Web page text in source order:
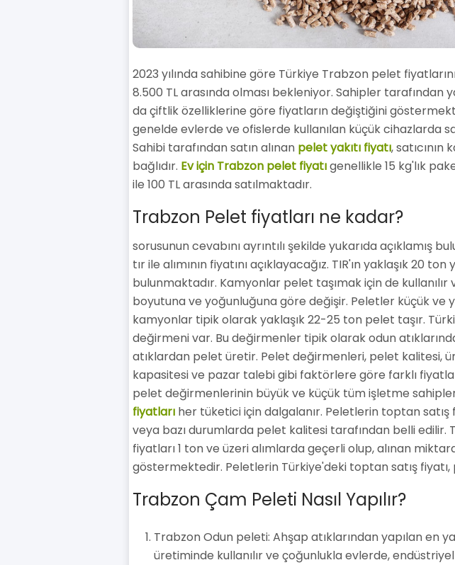
2023 yılında sahibine göre Türkiye Trabzon pelet
8.500 TL arasında olması bekleniyor. Sahipler tarafından
da çiftlik özelliklerine göre fiyatların değiştiğini
genelde evlerde ve ofislerde kullanılan küçük cihazlarda
Sahibi tarafından satın alınan pelet yakıtı fiyatı,
bağlıdır. Ev için Trabzon pelet fiyatıgenellikle 15 kg'lık
ile 100 TL arasında satılmaktadır.
Trabzon Pelet fiyatları ne kadar?
sorusunun cevabını ayrıntılı şekilde yukarıda açıklamış
tır ile alımının fiyatını açıklayacağız. TIR'ın yaklaşık 20 ton
bulunmaktadır. Kamyonlar pelet taşımak için de kullanılır
boyutuna ve yoğunluğuna göre değişir. Peletler küçük ve
kamyonlar tipik olarak yaklaşık 22-25 ton pelet taşır.
değirmeni var. Bu değirmenler tipik olarak odun
atıklardan pelet üretir. Pelet değirmenleri, pelet kalitesi,
kapasitesi ve pazar talebi gibi faktörlere göre farklı
pelet değirmenlerinin büyük ve küçük tüm işletme
fiyatlarıher tüketici için dalgalanır. Peletlerin toptan
veya bazı durumlarda pelet kalitesi tarafından belli
fiyatları 1 ton ve üzeri alımlarda geçerli olup, alınan
göstermektedir. Peletlerin Türkiye'deki toptan satış fiyatı,
Trabzon Çam Peleti Nasıl Yapılır?
Trabzon Odun peleti: Ahşap atıklarından yapılan en
üretiminde kullanılır ve çoğunlukla evlerde,